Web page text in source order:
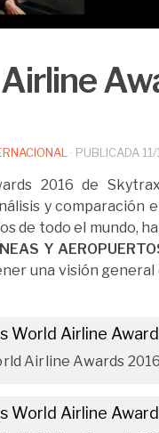
· PUBLICADA
2016 de
y comparación
de todo el mundo,
Y
una visión
Airline Awards